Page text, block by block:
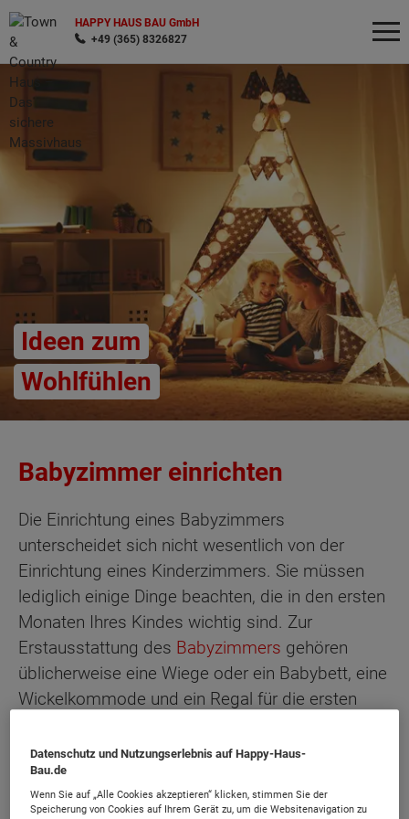
HAPPY HAUS BAU GmbH
+49 (365) 8326827
Ideen zum
Wohlfühlen
Babyzimmer einrichten
Die Einrichtung eines Babyzimmers
unterscheidet sich nicht wesentlich von der
Einrichtung eines Kinderzimmers. Sie müssen
lediglich einige Dinge beachten, die in den ersten
Monaten Ihres Kindes wichtig sind. Zur
Erstausstattung des Babyzimmers gehören
üblicherweise eine Wiege oder ein Babybett, eine
Wickelkommode und ein Regal für die ersten
Damit Sie Ihr Kind in aller Ruhe stillen können,
Wonach möchten Sie suchen?
Datenschutz und Nutzungserlebnis auf Happy-Haus-
Bau.de
Wenn Sie auf „Alle Cookies akzeptieren“ klicken, stimmen Sie der
Speicherung von Cookies auf Ihrem Gerät zu, um die Websitenavigation zu